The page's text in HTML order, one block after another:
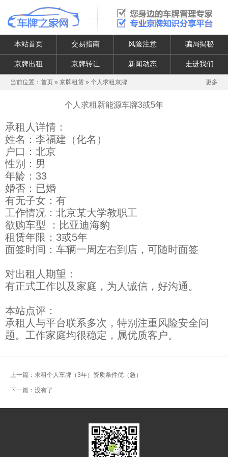
本站首页 交易指南 风险注意 骗局揭秘
京牌出租 京牌转让 新闻动态 走进我们
当前位置： 首页 » 京牌租赁 » 个人求租京牌 更多
个人求租新能源车牌3或5年
承租人详情：
姓名：李福建（化名）
户口：北京
性别：男
年龄：33
婚否：已婚
有无子女：有
工作情况：北京某大学教职工
欲购车型 ：比亚迪海豹
租赁年限：3或5年
面签时间：车辆一周左右到店，可随时面签
对出租人期望：
有正式工作以及家庭，为人诚信，好沟通。
本站点评：
承租人与平台联系多次，特别注重风险安全问
题。工作家庭均很稳定，属优质客户。
上一篇： 求租个人车牌（3年）资质条件优（急）
下一篇：没有了